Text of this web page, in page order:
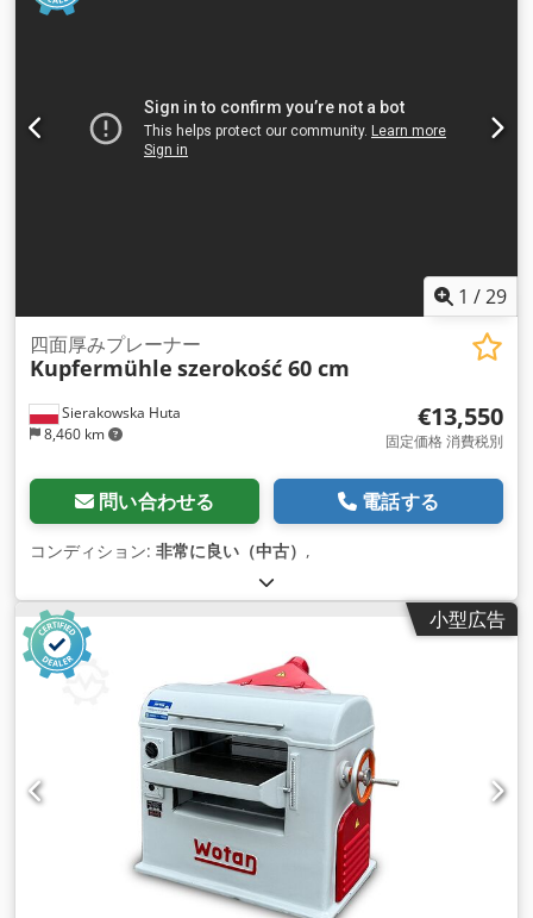
1 /29
Sierakowska Huta
8,460 km
四面厚みプレーナー
Kupfermühle szerokość 60 cm
€13,550
固定価格 消費税別
問い合わせる 電話する
コンディション: 非常に良い（中古） ,
小型広告